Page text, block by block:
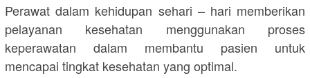
Perawat dalam kehidupan sehari – hari memberikan
pelayanan kesehatan menggunakan proses
keperawatan dalam membantu pasien untuk
mencapai tingkat kesehatan yang optimal.